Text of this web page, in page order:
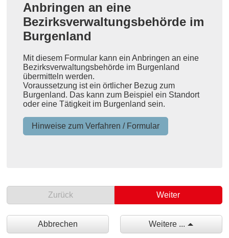
Anbringen an eine
Bezirksverwaltungsbehörde im
Burgenland
Mit diesem Formular kann ein Anbringen an eine
Bezirksverwaltungsbehörde im Burgenland
übermitteln werden.
Voraussetzung ist ein örtlicher Bezug zum
Burgenland. Das kann zum Beispiel ein Standort
oder eine Tätigkeit im Burgenland sein.
Hinweise zum Verfahren / Formular
Abbrechen Weitere ...
Zurück Weiter